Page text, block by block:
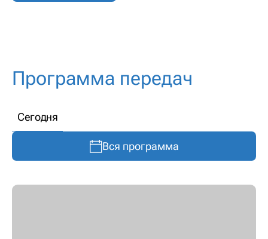
Программа передач
Сегодня
Вся программа